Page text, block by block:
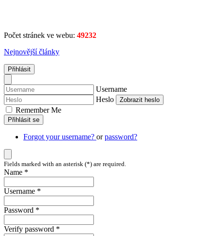
Počet stránek ve webu: 49232
Nejnovější články
Přihlásit
Username
Heslo
Zobrazit heslo
Remember Me
Přihlásit se
Forgot your username? orpassword?
Fields marked with an asterisk (*) are required.
Name *
Username *
Password *
Verify password *